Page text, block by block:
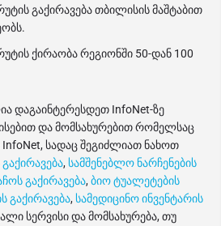
გაქირავება თბილისის მაშტაბით
ქირაობა რეგიონში 50-დან 100
დაგაინტერესდეთ InfoNet-ზე
და მომსახურებით რომელსაც
სადაც შეგიძლიათ ნახოთ
, სამშენებლო ნარჩენების
გაქირავება, ბიო ტუალეტების
გაქირავება, სამედიცინო ინვენტარის
სერვისი და მომსახურება, თუ